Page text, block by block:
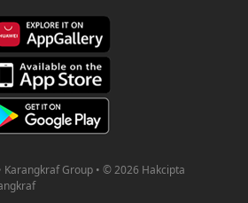
Karangkraf Group • © 2026 Hakcipta